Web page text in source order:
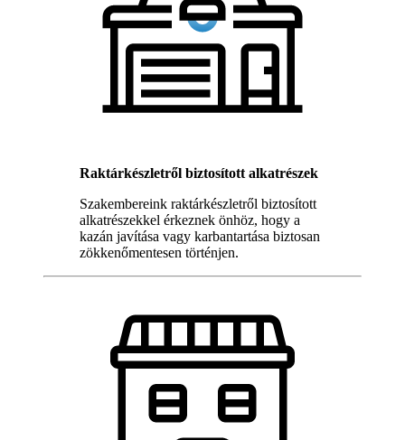
Raktárkészletről biztosított alkatrészek
Szakembereink raktárkészletről biztosított
alkatrészekkel érkeznek önhöz, hogy a
kazán javítása vagy karbantartása biztosan
zökkenőmentesen történjen.